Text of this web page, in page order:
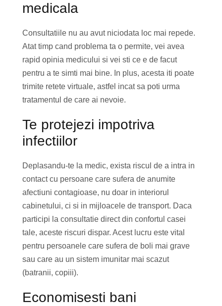
medicala
Consultatiile nu au avut niciodata loc mai repede.
Atat timp cand problema ta o permite, vei avea
rapid opinia medicului si vei sti ce e de facut
pentru a te simti mai bine. In plus, acesta iti poate
trimite retete virtuale, astfel incat sa poti urma
tratamentul de care ai nevoie.
Te protejezi impotriva
infectiilor
Deplasandu-te la medic, exista riscul de a intra in
contact cu persoane care sufera de anumite
afectiuni contagioase, nu doar in interiorul
cabinetului, ci si in mijloacele de transport. Daca
participi la consultatie direct din confortul casei
tale, aceste riscuri dispar. Acest lucru este vital
pentru persoanele care sufera de boli mai grave
sau care au un sistem imunitar mai scazut
(batranii, copiii).
Economisesti bani